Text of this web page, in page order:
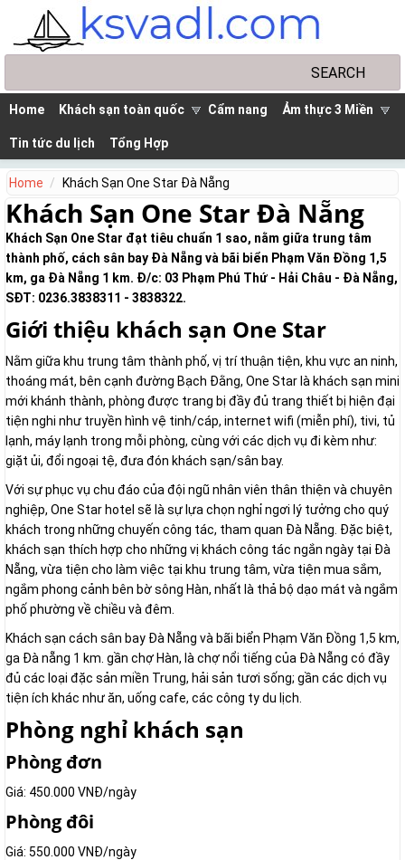
Skip to main content
Home Khách sạn toàn quốc Cẩm nang Ảm thực 3 Miền
Tin tức du lịch Tổng Hợp
Home Khách Sạn One Star Đà Nẵng
Khách Sạn One Star Đà Nẵng
Khách Sạn One Star đạt tiêu chuẩn 1 sao, nằm giữa trung tâm
thành phố, cách sân bay Đà Nẵng và bãi biển Phạm Văn Đồng 1,5
km, ga Đà Nẵng 1 km. Đ/c: 03 Phạm Phú Thứ - Hải Châu - Đà Nẵng,
SĐT: 0236.3838311 - 3838322.
Giới thiệu khách sạn One Star
Nằm giữa khu trung tâm thành phố, vị trí thuận tiện, khu vực an ninh,
thoáng mát, bên cạnh đường Bạch Đằng, One Star là khách sạn mini
mới khánh thành, phòng được trang bị đầy đủ trang thiết bị hiện đại
tiện nghi như truyền hình vệ tinh/cáp, internet wifi (miễn phí), tivi, tủ
lạnh, máy lạnh trong mỗi phòng, cùng với các dịch vụ đi kèm như:
giặt ủi, đổi ngoại tệ, đưa đón khách sạn/sân bay.
Với sự phục vụ chu đáo của đội ngũ nhân viên thân thiện và chuyên
nghiệp, One Star hotel sẽ là sự lựa chọn nghỉ ngơi lý tưởng cho quý
khách trong những chuyến công tác, tham quan Đà Nẵng. Đặc biệt,
khách sạn thích hợp cho những vị khách công tác ngắn ngày tại Đà
Nẵng, vừa tiện cho làm việc tại khu trung tâm, vừa tiện mua sắm,
ngắm phong cảnh bên bờ sông Hàn, nhất là thả bộ dạo mát và ngắm
phố phường về chiều và đêm.
Khách sạn cách sân bay Đà Nẵng và bãi biển Phạm Văn Đồng 1,5 km,
ga Đà nẵng 1 km. gần chợ Hàn, là chợ nổi tiếng của Đà Nẵng có đầy
đủ các loại đặc sản miền Trung, hải sản tươi sống; gần các dịch vụ
tiện ích khác như ăn, uống cafe, các công ty du lịch.
Phòng nghỉ khách sạn
Phòng đơn
Giá: 450.000 VNĐ/ngày
Phòng đôi
Giá: 550.000 VNĐ/ngày